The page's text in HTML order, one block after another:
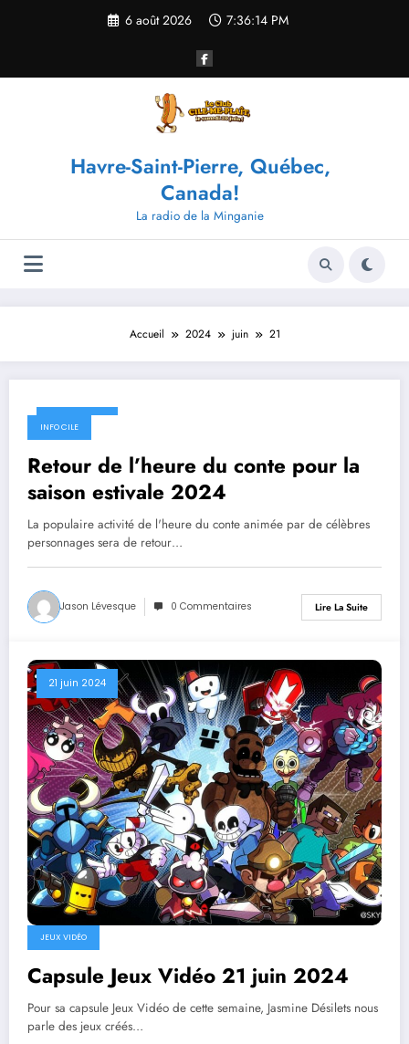
6 août 2026 7:36:15 PM
Havre-Saint-Pierre, Québec,
Canada!
La radio de la Minganie
Accueil 2024 juin 21
21 juin 2024
INFO CILE
Retour de l’heure du conte pour la
saison estivale 2024
La populaire activité de l'heure du conte animée par de célèbres
personnages sera de retour…
Jason Lévesque 0 Commentaires Lire La Suite
21 juin 2024
JEUX VIDÉO
Capsule Jeux Vidéo 21 juin 2024
Pour sa capsule Jeux Vidéo de cette semaine, Jasmine Désilets nous
parle des jeux créés…